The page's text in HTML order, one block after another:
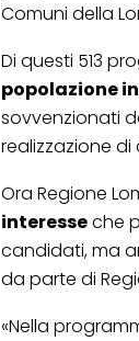
Comuni della
Di questi 513
popolazione
sovvenzionati
realizzazione
Ora Regione
interesseche
candidati, ma
da parte di
«Nella